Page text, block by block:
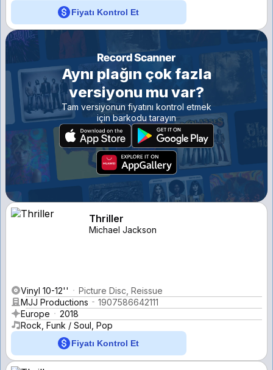
Fiyatı Kontrol Et
Aynı plağın çok fazla
versiyonu mu var?
Tam versiyonun fiyatını kontrol etmek
için barkodu tarayın
Thriller
Michael Jackson
Vinyl 10-12''
Picture Disc, Reissue
MJJ Productions
1907586642111
Europe
2018
Rock, Funk / Soul, Pop
Fiyatı Kontrol Et